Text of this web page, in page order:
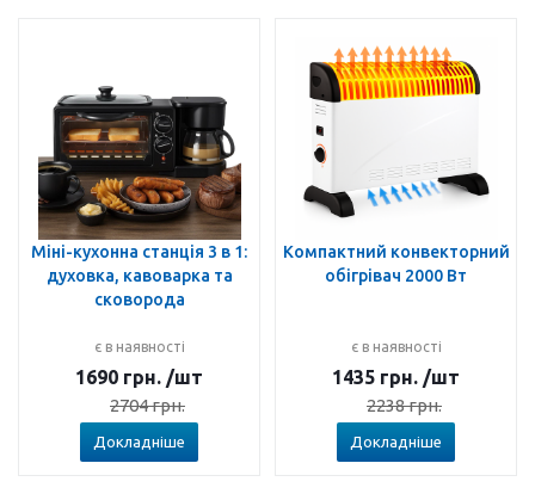
Міні-кухонна станція 3 в 1:
духовка, кавоварка та
сковорода
є в наявності
1690 грн. /шт
2704грн.
Докладніше
Компактний конвекторний
обігрівач 2000 Вт
є в наявності
1435 грн. /шт
2238грн.
Докладніше